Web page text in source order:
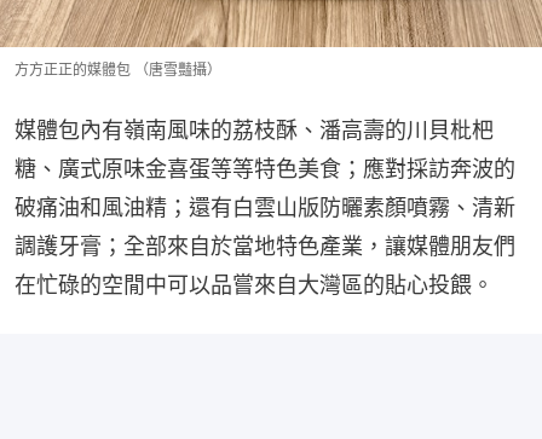
方方正正的媒體包 （唐雪豔攝）
媒體包內有嶺南風味的荔枝酥、潘高壽的川貝枇杷
糖、廣式原味金喜蛋等等特色美食；應對採訪奔波的
破痛油和風油精；還有白雲山版防曬素顏噴霧、清新
調護牙膏；全部來自於當地特色產業，讓媒體朋友們
在忙碌的空閒中可以品嘗來自大灣區的貼心投餵。